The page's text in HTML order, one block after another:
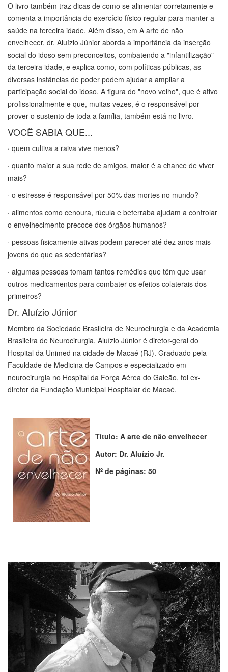
O livro também traz dicas de como se alimentar corretamente e
comenta a importância do exercício físico regular para manter a
saúde na terceira idade. Além disso, em A arte de não
envelhecer, dr. Aluízio Júnior aborda a importância da inserção
social do idoso sem preconceitos, combatendo a "infantilização"
da terceira idade, e explica como, com políticas públicas, as
diversas instâncias de poder podem ajudar a ampliar a
participação social do idoso. A figura do "novo velho", que é ativo
profissionalmente e que, muitas vezes, é o responsável por
prover o sustento de toda a família, também está no livro.
VOCÊ SABIA QUE...
· quem cultiva a raiva vive menos?
· quanto maior a sua rede de amigos, maior é a chance de viver
mais?
· o estresse é responsável por 50% das mortes no mundo?
· alimentos como cenoura, rúcula e beterraba ajudam a controlar
o envelhecimento precoce dos órgãos humanos?
· pessoas fisicamente ativas podem parecer até dez anos mais
jovens do que as sedentárias?
· algumas pessoas tomam tantos remédios que têm que usar
outros medicamentos para combater os efeitos colaterais dos
primeiros?
Dr. Aluízio Júnior
Membro da Sociedade Brasileira de Neurocirurgia e da Academia
Brasileira de Neurocirurgia, Aluízio Júnior é diretor-geral do
Hospital da Unimed na cidade de Macaé (RJ). Graduado pela
Faculdade de Medicina de Campos e especializado em
neurocirurgia no Hospital da Força Aérea do Galeão, foi ex-
diretor da Fundação Municipal Hospitalar de Macaé.
Título: A arte de não envelhecer
Autor: Dr. Aluízio Jr.
Nº de páginas: 50